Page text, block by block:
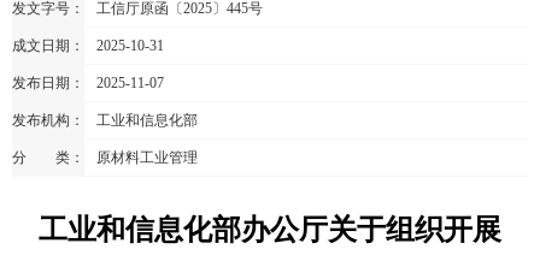
发文字号： 工信厅原函〔2025〕445号
成文日期： 2025-10-31
发布日期： 2025-11-07
发布机构： 工业和信息化部
分 类： 原材料工业管理
工业和信息化部办公厅关于组织开展